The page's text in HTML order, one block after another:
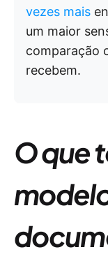
vezes mais
um maior
comparação
recebem.
O que